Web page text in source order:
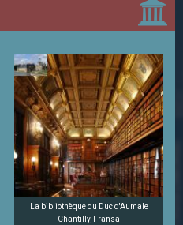
La bibliothèque du Duc d'Aumale
Chantilly, Fransa